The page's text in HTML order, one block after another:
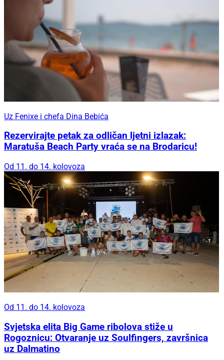
Uz Fenixe i chefa Dina Bebića
Rezervirajte petak za odličan ljetni izlazak:
Maratuša Beach Party vraća se na Brodaricu!
Od 11. do 14. kolovoza
Od 11. do 14. kolovoza
Svjetska elita Big Game ribolova stiže u
Rogoznicu: Otvaranje uz Soulfingers, završnica
uz Dalmatino